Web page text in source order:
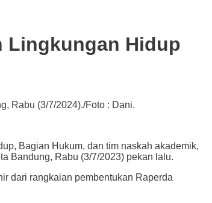
Lingkungan Hidup
Rabu (3/7/2024)./Foto : Dani.
Bagian Hukum, dan tim naskah akademik,
Bandung, Rabu (3/7/2023) pekan lalu.
dari rangkaian pembentukan Raperda